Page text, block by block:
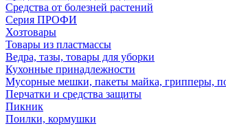
Средства от болезней растений
Серия ПРОФИ
Хозтовары
Товары из пластмассы
Ведра, тазы, товары для уборки
Кухонные принадлежности
Мусорные мешки, пакеты майка, грипперы,
Перчатки и средства защиты
Пикник
Поилки, кормушки